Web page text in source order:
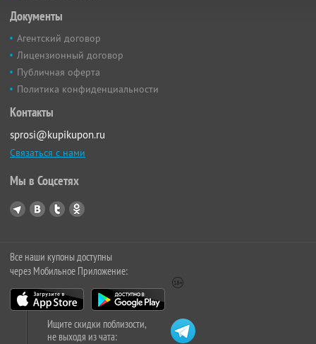
Документы
Агентский договор
Лицензионный договор
Публичная оферта
Политика конфиденциальности
Контакты
sprosi@kupikupon.ru
Связаться с нами
Мы в Соцсетях
Все наши купоны доступны
через Мобильное Приложение:
Ищите скидки поблизости,
не выходя из чата: